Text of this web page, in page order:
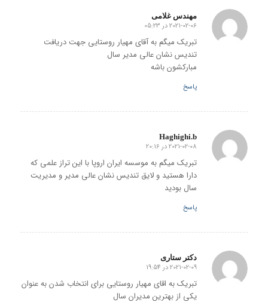
مهندس غلامی
گفته:
2021-02-06 در 05:23
تبریک میگم به آقای مهیار روستایی جهت دریافت
تندیس نشان عالی مدیر سال
مبارکشون باشه
پاسخ
Haghighi.b
گفته:
2021-02-08 در 20:16
تبریک میگم به موسسه ایران اروپا با این تراز علمی که
دارا هستید و لایق تندیس نشان عالی مدیر و مدیریت
سال بودید
پاسخ
دکتر ستاری
گفته:
2021-02-09 در 19:54
تبریک به اقای مهیار روستایی برای انتخاب شدن به عنوان
یکی از بهترین مدیران سال